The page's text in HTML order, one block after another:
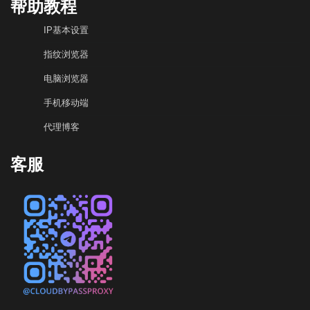
帮助教程
IP基本设置
指纹浏览器
电脑浏览器
手机移动端
代理博客
客服